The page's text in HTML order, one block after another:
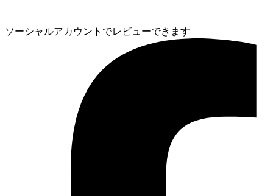
ソーシャルアカウントでレビューできます